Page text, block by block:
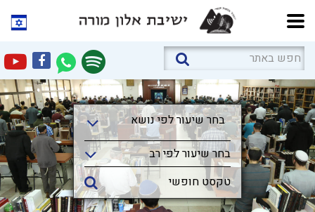
בחר שיעור לפי נושא
בחר שיעור לפי נושא
בחר שיעור לפי רב